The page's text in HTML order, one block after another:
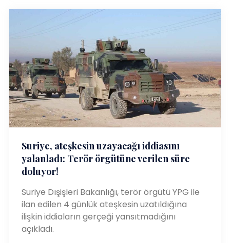
Suriye, ateşkesin uzayacağı iddiasını
yalanladı: Terör örgütüne verilen süre
doluyor!
Suriye Dışişleri Bakanlığı, terör örgütü YPG ile
ilan edilen 4 günlük ateşkesin uzatıldığına
ilişkin iddiaların gerçeği yansıtmadığını
açıkladı.